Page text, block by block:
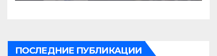
ПОСЛЕДНИЕ ПУБЛИКАЦИИ